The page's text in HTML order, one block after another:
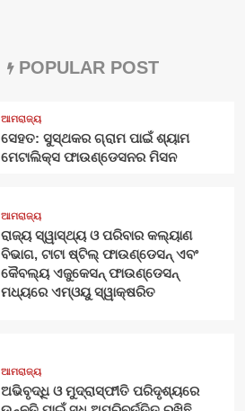
POPULAR POST
ଆମରାଜ୍ୟ
ସେହତ: ସୁସ୍ଥକର ଗ୍ରାମ ପାଇଁ ଶ୍ୟାମ
ମେଟାଲିକ୍ସ ଫାଉଣ୍ଡେସନର ମିସନ
ଆମରାଜ୍ୟ
ରାଜ୍ୟ ସ୍ୱାସ୍ଥ୍ୟ ଓ ପରିବାର କଲ୍ୟାଣ
ବିଭାଗ, ଟାଟା ଷ୍ଟିଲ୍ ଫାଉଣ୍ଡେସନ୍ ଏବଂ
କୈବଲ୍ୟ ଏଜୁକେସନ୍ ଫାଉଣ୍ଡେସନ୍
ମଧ୍ୟରେ ଏମ୍‌ଓୟୁ ସ୍ୱାକ୍ଷରିତ
ଆମରାଜ୍ୟ
ଅଭିବୃଦ୍ଧି ଓ ମୁଦ୍ରାସ୍ଫୀତି ପରିଦୃଶ୍ୟରେ